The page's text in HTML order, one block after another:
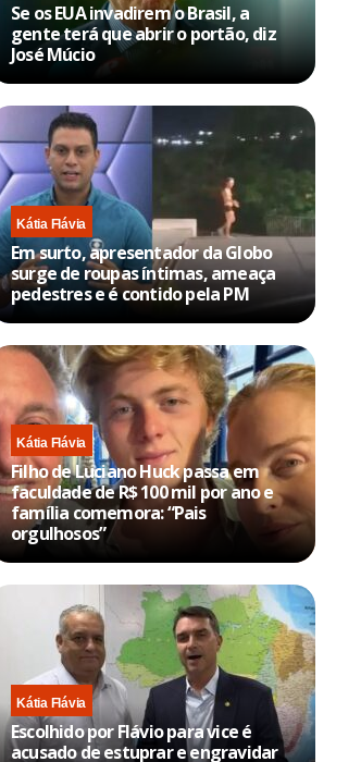
Se os EUA invadirem o Brasil, a
gente terá que abrir o portão, diz
José Múcio
Kátia Flávia
Em surto, apresentador da Globo
surge de roupas íntimas, ameaça
pedestres e é contido pela PM
Kátia Flávia
Filho de Luciano Huck passa em
faculdade de R$ 100 mil por ano e
família comemora: “Pais
orgulhosos”
Kátia Flávia
Escolhido por Flávio para vice é
acusado de estuprar e engravidar